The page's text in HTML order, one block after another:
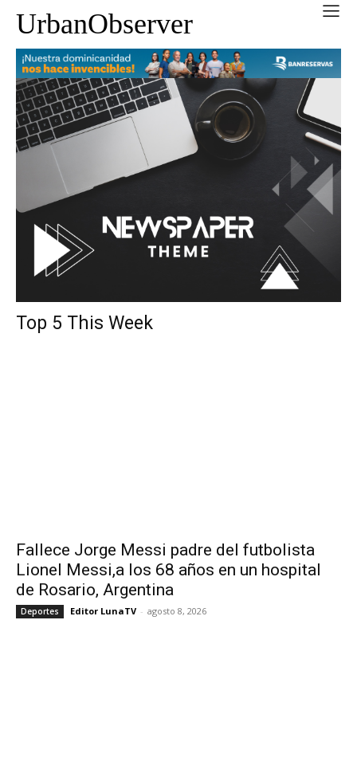
UrbanObserver
Top 5 This Week
Fallece Jorge Messi padre del futbolista
Lionel Messi,a los 68 años en un hospital
de Rosario, Argentina
Deportes Editor LunaTV - agosto 8, 2026